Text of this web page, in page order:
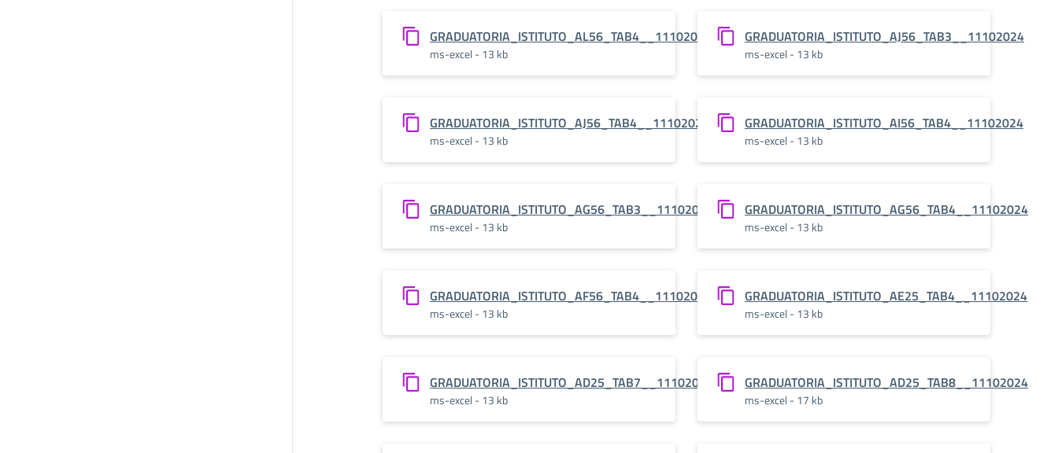
GRADUATORIA_ISTITUTO_AL56_TAB4__11102024
ms-excel - 13 kb
GRADUATORIA_ISTITUTO_AJ56_TAB3__11102024
ms-excel - 13 kb
GRADUATORIA_ISTITUTO_AJ56_TAB4__11102024
ms-excel - 13 kb
GRADUATORIA_ISTITUTO_AI56_TAB4__11102024
ms-excel - 13 kb
GRADUATORIA_ISTITUTO_AG56_TAB3__11102024
ms-excel - 13 kb
GRADUATORIA_ISTITUTO_AG56_TAB4__11102024
ms-excel - 13 kb
GRADUATORIA_ISTITUTO_AF56_TAB4__11102024
ms-excel - 13 kb
GRADUATORIA_ISTITUTO_AE25_TAB4__11102024
ms-excel - 13 kb
GRADUATORIA_ISTITUTO_AD25_TAB7__11102024
ms-excel - 13 kb
GRADUATORIA_ISTITUTO_AD25_TAB8__11102024
ms-excel - 17 kb